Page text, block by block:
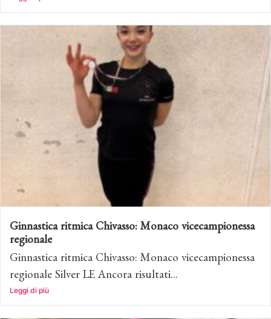
Ginnastica ritmica Chivasso: Monaco vicecampionessa
regionale
Ginnastica ritmica Chivasso: Monaco vicecampionessa
regionale Silver LE Ancora risultati...
Leggi di più